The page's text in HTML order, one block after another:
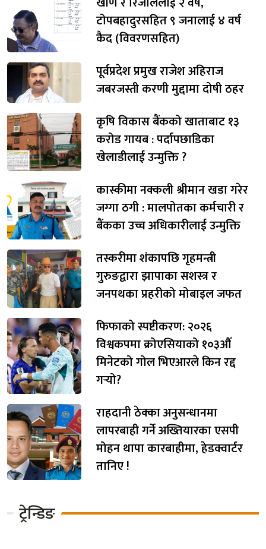
टोपबहादुरसहित ९ जनालाई ४ वर्ष
कैद (विवरणसहित)
पूर्वप्रदेश प्रमुख राजेश अहिराज
जबरजस्ती करणी मुद्दामा दोषी ठहर
कृषि विकास बैंकको खाताबाट १३
करोड गायब : पर्दापछाडिका
खेलाडीलाई उन्मुक्ति ?
कास्कीमा नक्कली श्रीमान खडा गरेर
जग्गा ठगी : मालपोतका कर्मचारी र
बैंकका उच्च अधिकारीलाई उन्मुक्ति
तस्करीमा शंकापछि गृहमन्त्री
गुरुङद्वारा झापाका सशस्त्र र
जनपथका प्रहरीको मोबाइल जफत
फिफाको स्पष्टीकरण: २०२६
विश्वकपमा क्रोएसियाको १०३औँ
मिनेटको गोल भिएआरले किन रद्द
गर्‍यो?
राहदानी ठेक्का अनुसन्धानमा
लापरबाही गर्ने अख्तियारका एसपी
मोहन थापा कारबाहीमा, हेडक्वार्टर
तानिए !
ट्रेन्डिङ